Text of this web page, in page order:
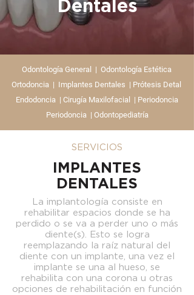
Dentales
Odontología General | Odontología Estética
Ortodoncia | Implantes Dentales | Prótesis Detal
Endodoncia | Cirugía Maxilofacial | Periodoncia
Periodoncia| Odontopediatría
SERVICIOS
IMPLANTES
DENTALES
La implantología consiste en
rehabilitar espacios donde se ha
perdido o se va a perder uno o más
diente(s). Esto se logra
reemplazando la raíz natural del
diente con un implante, una vez el
implante se una al hueso, se
rehabilita con una corona u otras
opciones de rehabilitación en función